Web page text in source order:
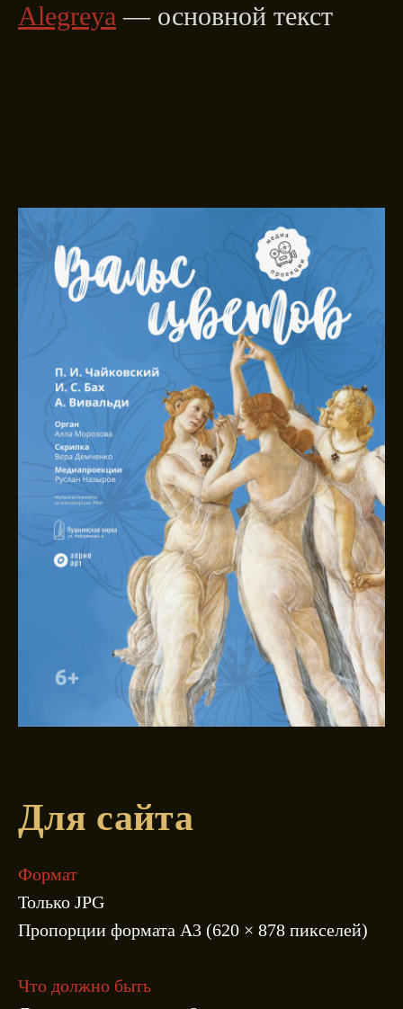
Alegreya — основной текст
Для сайта
Формат
Только JPG
Пропорции формата А3 (620 × 878 пикселей)
Что должно быть